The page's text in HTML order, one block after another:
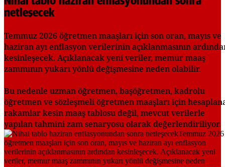
netleşecek
Temmuz 2026 öğretmen maaşları için son oran, mayıs ve
haziran ayı enflasyon verilerinin açıklanmasının
kesinleşecek. Açıklanacak yeni veriler, memur maaş
zammının yukarı yönlü değişmesine neden olabilir.
Bu nedenle uzman öğretmen, başöğretmen, kadrolu
öğretmen ve sözleşmeli öğretmen maaşları için
rakamlar kesin maaş tablosu değil, mevcut verilerle
yapılan tahmini zam senaryosu olarak değerlendiriliyor.